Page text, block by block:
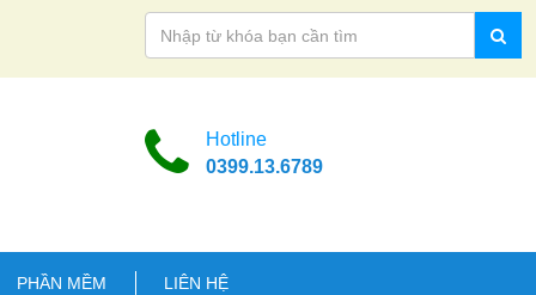
Hotline
0399.13.6789
PHẦN MỀM LIÊN HỆ